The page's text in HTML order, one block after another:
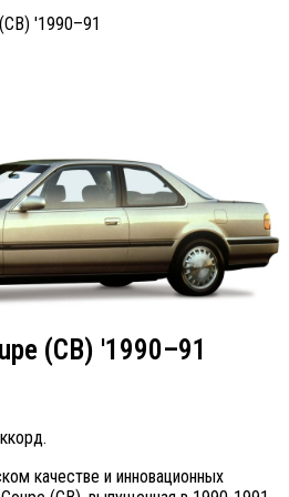
'1990–91
(CB) '1990–91
качестве и инновационных